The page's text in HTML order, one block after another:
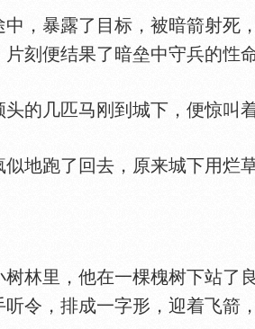
暴露了目标，被暗箭射死
刻便结果了暗垒中守兵的
几匹马刚到城下，便惊叫着
跑了回去，原来城下用烂草
里，他在一棵槐树下站了
令，排成一字形，迎着飞箭